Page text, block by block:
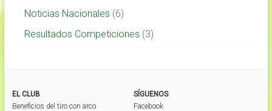
Noticias Nacionales (6)
Resultados Competiciones (3)
EL CLUB
Beneficios del tiro con arco
SÍGUENOS
Facebook